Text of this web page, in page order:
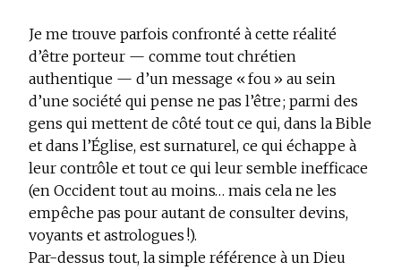
Je me trouve parfois confronté à cette réalité
d’être porteur — comme tout chrétien
authentique — d’un message « fou » au sein
d’une société qui pense ne pas l’être ; parmi des
gens qui mettent de côté tout ce qui, dans la Bible
et dans l’Église, est surnaturel, ce qui échappe à
leur contrôle et tout ce qui leur semble inefficace
(en Occident tout au moins… mais cela ne les
empêche pas pour autant de consulter devins,
voyants et astrologues !).
Par-dessus tout, la simple référence à un Dieu